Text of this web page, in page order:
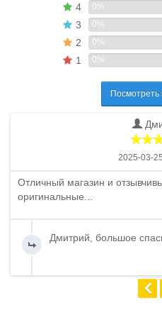
4 0%
3 0%
2 0%
1 0%
Посмотреть
2025-03-
Отличный магазин и
оригинальные...
Дмитрий, большое